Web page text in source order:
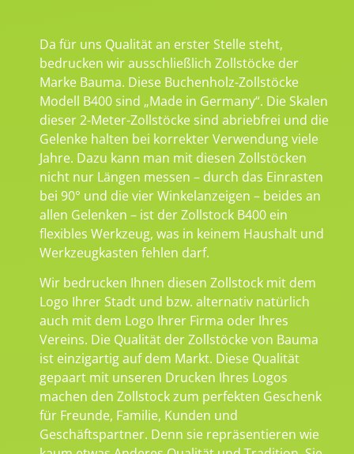
Da für uns Qualität an erster Stelle steht,
bedrucken wir ausschließlich Zollstöcke der
Marke Bauma. Diese Buchenholz-Zollstöcke
Modell B400 sind „Made in Germany“. Die Skalen
dieser 2-Meter-Zollstöcke sind abriebfrei und die
Gelenke halten bei korrekter Verwendung viele
Jahre. Dazu kann man mit diesen Zollstöcken
nicht nur Längen messen – durch das Einrasten
bei 90° und die vier Winkelanzeigen – beides an
allen Gelenken – ist der Zollstock B400 ein
flexibles Werkzeug, was in keinem Haushalt und
Werkzeugkasten fehlen darf.
Wir bedrucken Ihnen diesen Zollstock mit dem
Logo Ihrer Stadt und bzw. alternativ natürlich
auch mit dem Logo Ihrer Firma oder Ihres
Vereins. Die Qualität der Zollstöcke von Bauma
ist einzigartig auf dem Markt. Diese Qualität
gepaart mit unseren Drucken Ihres Logos
machen den Zollstock zum perfekten Geschenk
für Freunde, Familie, Kunden und
Geschäftspartner. Denn sie repräsentieren wie